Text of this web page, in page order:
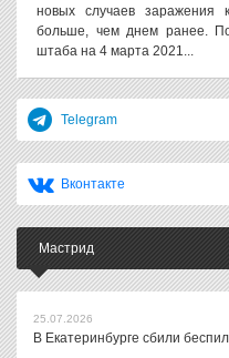
новых случаев заражения
больше, чем днем ранее.
штаба на 4 марта 2021...
Telegram
Вконтакте
Мастрид
25.07.2026
В Екатеринбурге сбили